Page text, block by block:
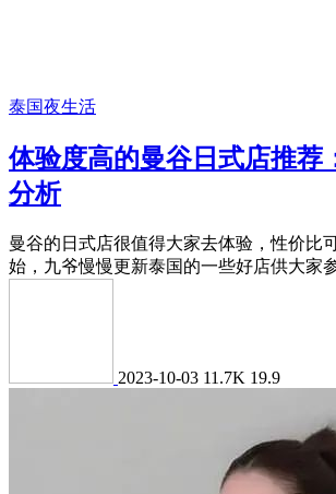
泰国夜生活
体验度高的曼谷日式店推荐
分析
曼谷的日式店很值得大家去体验，性价比
始，九爷慢慢更新泰国的一些好店供大家
2023-10-03 11.7K 19.9